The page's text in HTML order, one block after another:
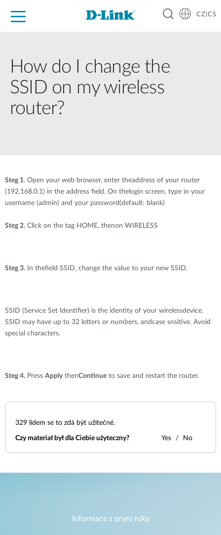
CZ|CS
How do I change the
SSID on my wireless
router?
Steg 1. Open your web browser, enter theaddress of your router
(192.168.0.1) in the address field. On thelogin screen, type in your
username (admin) and your password(default: blank)
Steg 2. Click on the tag HOME, thenon WIRELESS
Steg 3. In thefield SSID, change the value to your new SSID.
SSID (Service Set Identifier) is the identity of your wirelessdevice.
SSID may have up to 32 letters or numbers, andcase snsitive. Avoid
special characters.
Steg 4. Press Apply thenContinue to save and restart the router.
329 lidem se to zdá být užitečné.
Czy materiał był dla Ciebie użyteczny? Yes No
Informace z první ruky